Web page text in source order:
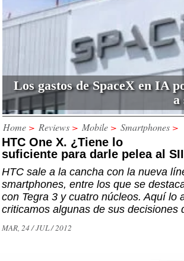
Los gastos de SpaceX en IA
a
Home > Reviews > Mobile > Smartphones >
HTC One X. ¿Tiene lo
suficiente para darle pelea al
HTC sale a la cancha con la nueva
smartphones, entre los que se
con Tegra 3 y cuatro núcleos. Aquí lo
criticamos algunas de sus decisiones
MAR, 24 / JUL / 2012